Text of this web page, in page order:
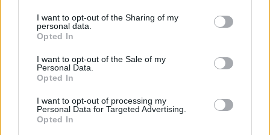
I want to opt-out of the Sharing of my
personal data.
Opted In
I want to opt-out of the Sale of my
Personal Data.
Opted In
I want to opt-out of processing my
Personal Data for Targeted Advertising.
Opted In
00:36:05
S. Maslobojevas pirmą kartą atvirai apie sunkiai
išgyventą netektį: „Raudodavau naktimis“
Laidos | JOKIŲ FILTRŲ su Saugirdu Vaitulioniu
G. Glemžaitė – apie audringus santykius su M.
Stonkumi ir nuo piršto dingusį sužadėtuvių žiedą:
„Nebenešioju“